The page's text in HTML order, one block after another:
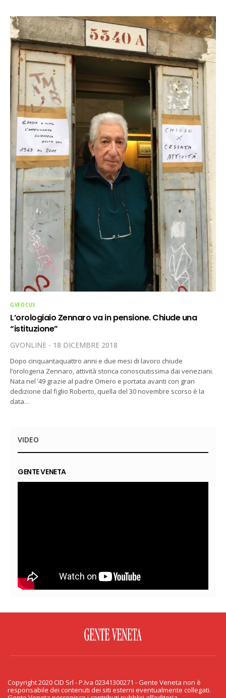
GVFOCUS
L’orologiaio Zennaro va in pensione. Chiude una
“istituzione”
GVONLINE 18 DICEMBRE 2018
Dopo cinquantaquattro anni e due mesi di lavoro chiude
l’orologeria Zennaro, attività storica conosciutissima dai veneziani.
Nata nel ’49 grazie al padre Omero e portata avanti con gran
dedizione dal figlio Roberto, quella del 30 novembre scorso è la
data…
VIDEO
GENTE VENETA
PRIVACY & COOKIE
Copyright 2020 CID Srl - P.Iva 02341300271 - Gente Veneta non è
responsabile dei contenuti dei siti esterni eventualmente collegati.